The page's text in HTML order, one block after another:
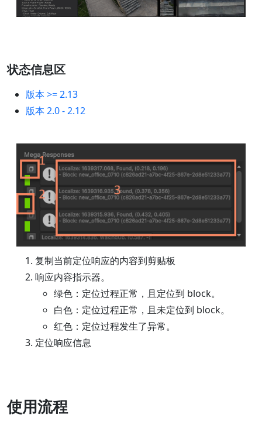
状态信息区
版本 >= 2.13
版本 2.0 - 2.12
复制当前定位响应的内容到剪贴板
响应内容指示器。
绿色：定位过程正常，且定位到 block。
白色：定位过程正常，且未定位到 block。
红色：定位过程发生了异常。
定位响应信息
使用流程